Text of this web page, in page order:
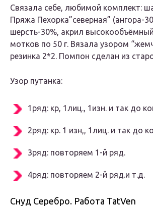
Связала себе, любимой комплект:
Пряжа Пехорка”северная” (ангора-
шерсть-30%, акрил
мотков по 50 г. Вязала узором
резинка 2*2. Помпон сделан из
Узор путанка:
1ряд: кр, 1лиц., 1изн. и так до
2ряд: кр. 1 изн,, 1лиц. и так до
3ряд: повторяем 1-й ряд.
4ряд: повторяем 2-й ряд.и т.д.
Снуд Серебро. Работа TatVen